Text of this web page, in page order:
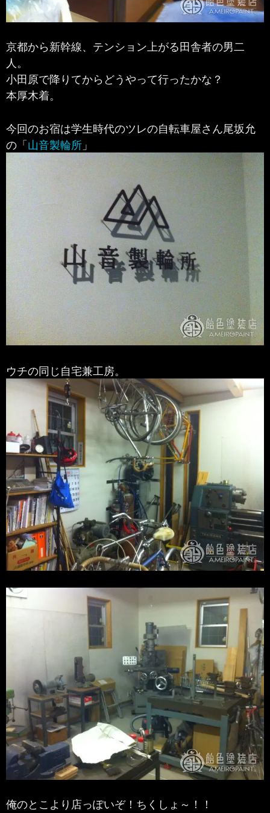
京都から新幹線、テンション上がる田舎者の男二
人。
小田原で降りてからどうやって行ったかな？
本厚木着。
今回のお宿は学生時代のツレの自転車屋さん尾坂允
の「山音製輪所 」
ウチの同じ自宅兼工房。
俺のとこより店っぽいぞ！ちくしょ～！！